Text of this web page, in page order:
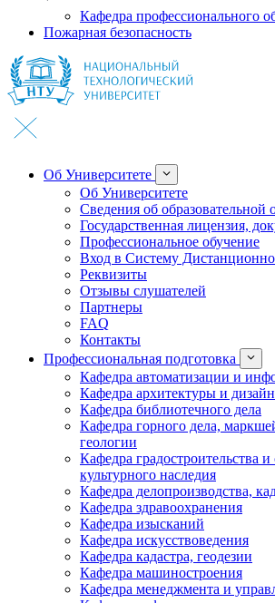
Кафедра профессионального
Пожарная безопасность
Об Университете
Об Университете
Сведения об образовательной
Государственная лицензия,
Профессиональное обучение
Вход в Систему
Реквизиты
Отзывы слушателей
Партнеры
FAQ
Контакты
Профессиональная подготовка
Кафедра автоматизации и
Кафедра архитектуры и
Кафедра библиотечного дела
Кафедра горного дела,
геологии
Кафедра градостроительства
культурного наследия
Кафедра делопроизводства,
Кафедра здравоохранения
Кафедра изысканий
Кафедра искусствоведения
Кафедра кадастра, геодезии
Кафедра машиностроения
Кафедра менеджмента и